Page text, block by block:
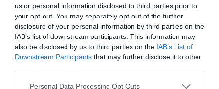
us or personal information disclosed to third parties prior to
your opt-out. You may separately opt-out of the further
disclosure of your personal information by third parties on the
IAB’s list of downstream participants. This information may
also be disclosed by us to third parties on the IAB’s List of
Downstream Participants that may further disclose it to other
Personal Data Processing Opt Outs